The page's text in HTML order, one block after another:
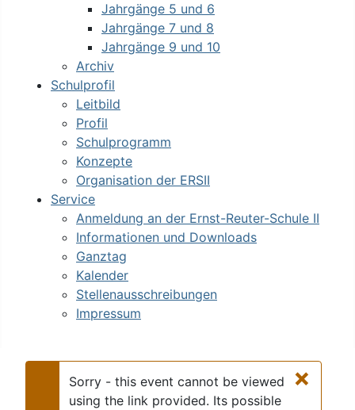
Jahrgänge 5 und 6
Jahrgänge 7 und 8
Jahrgänge 9 und 10
Archiv
Schulprofil
Leitbild
Profil
Schulprogramm
Konzepte
Organisation der ERSII
Service
Anmeldung an der Ernst-Reuter-Schule II
Informationen und Downloads
Ganztag
Kalender
Stellenausschreibungen
Impressum
×
Sorry - this event cannot be viewed
using the link provided. Its possible